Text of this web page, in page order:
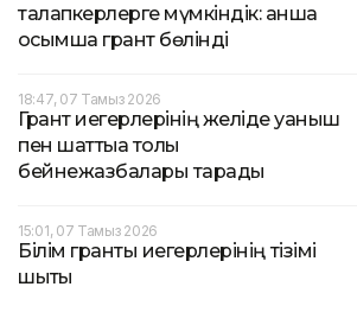
талапкерлерге мүмкіндік: қанша
қосымша грант бөлінді
18:47, 07 Тамыз 2026
Грант иегерлерінің желіде қуаныш
пен шаттыққа толы
бейнежазбалары тарады
15:01, 07 Тамыз 2026
Білім гранты иегерлерінің тізімі
шықты